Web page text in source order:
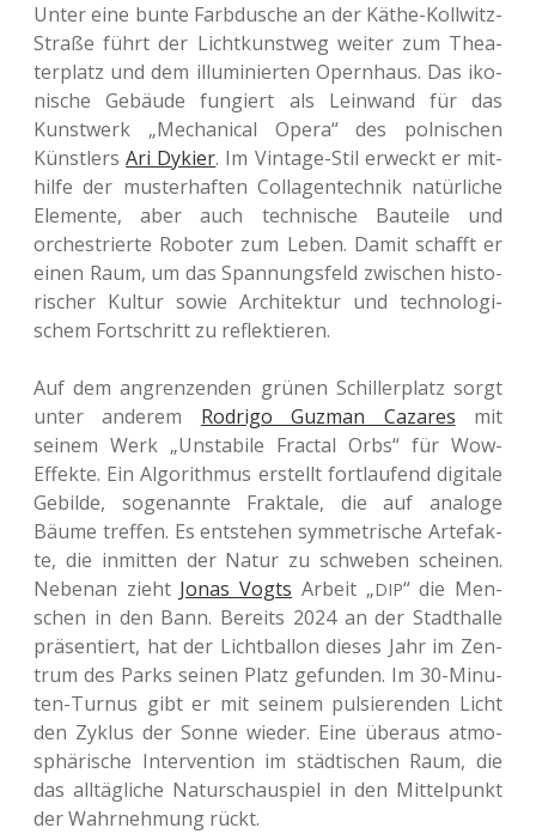
Unter eine bunte Farb­du­sche an der Käthe-Koll­witz-
Straße führt der Licht­kunst­weg weiter zum Thea­
ter­platz und dem illu­mi­nier­ten Opern­haus. Das iko­
ni­sche Gebäu­de fun­giert als Lein­wand für das
Kunst­werk „Mecha­ni­cal Opera“ des pol­ni­schen
Künst­lersAri Dykier. Im Vin­ta­ge-Stil erweckt er mit­
hil­fe der mus­ter­haf­ten Coll­a­gen­tech­nik natür­li­che
Ele­men­te, aber auch tech­ni­sche Bau­tei­le und
orches­trier­te Robo­ter zum Leben. Damit schafft er
einen Raum, um das Span­nungs­feld zwi­schen his­to­
ri­scher Kultur sowie Archi­tek­tur und tech­no­lo­gi­
schem Fort­schritt zu reflektieren.
Auf dem angren­zen­den grünen Schil­ler­platz sorgt
unter ande­rem Rodri­go Guzman Caza­res mit
seinem Werk „Unsta­bi­le Frac­tal Orbs“ für Wow-
Effek­te. Ein Algo­rith­mus erstellt fort­lau­fend digi­ta­le
Gebil­de, soge­nann­te Frak­ta­le, die auf ana­lo­ge
Bäume tref­fen. Es ent­ste­hen sym­me­tri­sche Arte­fak­
te, die inmit­ten der Natur zu schwe­ben schei­nen.
Neben­an zieht Jonas Vogts Arbeit „DIP“ die Men­
schen in den Bann. Bereits 2024 an der Stadt­hal­le
prä­sen­tiert, hat der Licht­bal­lon dieses Jahr im Zen­
trum des Parks seinen Platz gefun­den. Im 30-Minu­
ten-Turnus gibt er mit seinem pul­sie­ren­den Licht
den Zyklus der Sonne wieder. Eine über­aus atmo­
sphä­ri­sche Inter­ven­ti­on im städ­ti­schen Raum, die
das all­täg­li­che Natur­schau­spiel in den Mit­tel­punkt
der Wahr­neh­mung rückt.